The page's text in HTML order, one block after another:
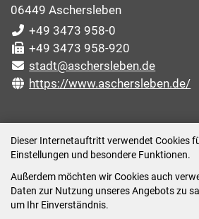
Dieser Internetauftritt verwendet Cookies
Einstellungen und besondere Funktionen.
Außerdem möchten wir Cookies auch
Daten zur Nutzung unseres Angebots zu
um Ihr Einverständnis.
06449 Aschersleben
+49 3473 958-0
+49 3473 958-920
stadt@aschersleben.de
https://www.aschersleben.de/
Montag: 09:00-12:00 /14:00-
Dienstag: 09:00-12:00 /14:00-
Mittwoch: 09:00 - 12:00 Uhr (nach